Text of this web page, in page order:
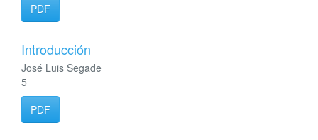
PDF
Introducción
José Luis Segade
5
PDF